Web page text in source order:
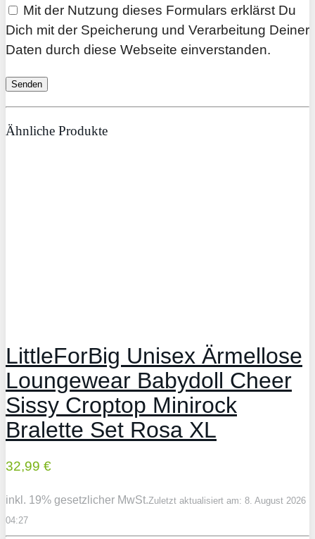
Mit der Nutzung dieses Formulars erklärst Du
Dich mit der Speicherung und Verarbeitung Deiner
Daten durch diese Webseite einverstanden.
Ähnliche Produkte
LittleForBig Unisex Ärmellose
Loungewear Babydoll Cheer
Sissy Croptop Minirock
Bralette Set Rosa XL
32,99 €
inkl. 19% gesetzlicher MwSt.Zuletzt aktualisiert am: 8. August 2026
04:27